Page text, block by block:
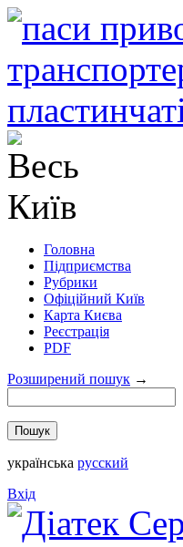
Головна
Підприємства
Рубрики
Офіційний Київ
Карта Києва
Реєстрація
PDF
Розширений пошук →
українська русский
Вхід